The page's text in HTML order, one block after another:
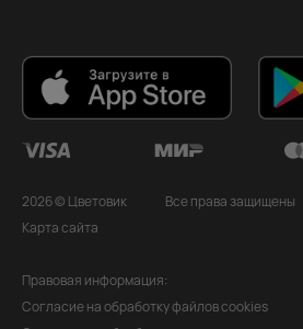
2026 © Цветовик
Все права защищены
Карта сайта
Правовая информация:
Согласие на обработку файлов cookies